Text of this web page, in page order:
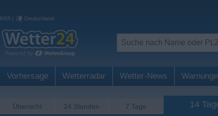
RSS | Deutschland
Vorhersage Wetterradar Wetter-News
Übersicht 24 Stunden 7 Tage 14